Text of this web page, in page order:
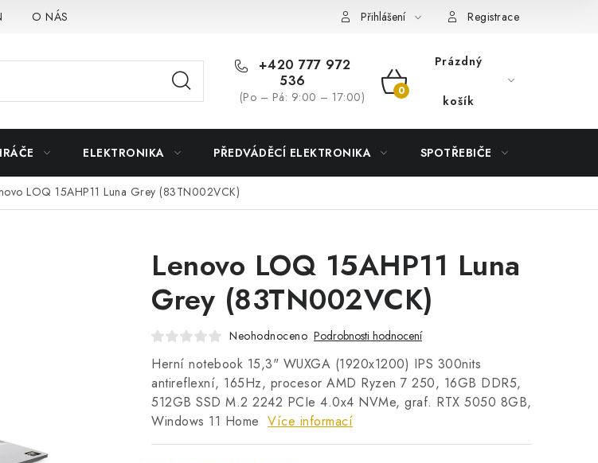
O NÁS Přihlášení Registrace
+420 777 972
536
(Po – Pá: 9:00 – 17:00)
NÁKUPNÍ
Prázdný
košík
ELEKTRONIKA PŘEDVÁDĚCÍ ELEKTRONIKA SPOTŘEBIČE
LOQ 15AHP11 Luna Grey (83TN002VCK)
Lenovo LOQ 15AHP11 Luna
Grey (83TN002VCK)
Neohodnoceno Podrobnosti hodnocení
Herní notebook 15,3" WUXGA (1920x1200) IPS 300nits
antireflexní, 165Hz, procesor AMD Ryzen 7 250, 16GB DDR5,
512GB SSD M.2 2242 PCIe 4.0x4 NVMe, graf. RTX 5050 8GB,
Windows 11 Home Více informací